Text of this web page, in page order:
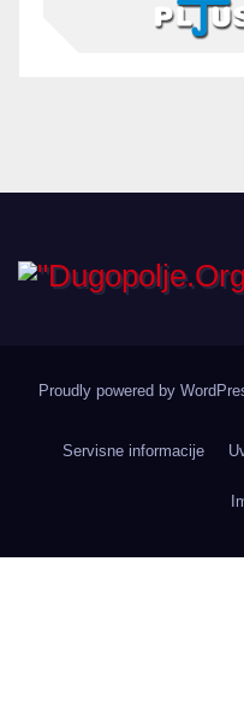
Proudly powered by
Servisne informacije